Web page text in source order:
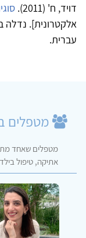
דויד, ח' (2011).
עברית.
מטפלים
מטפלים שאחד
אתיקה, טיפול